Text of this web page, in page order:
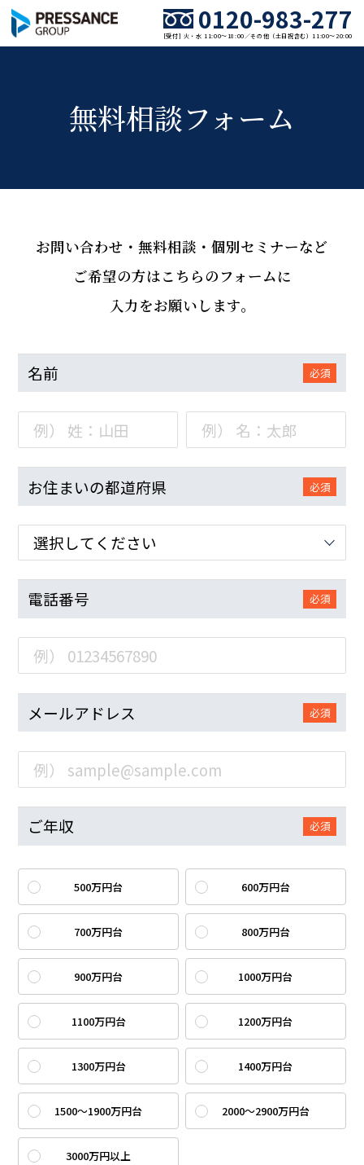
0120-983-277
[受付] 火・水 11:00～18:00／その他（土日祝含む）11:00～20:00
無料相談フォーム
お問い合わせ・無料相談・個別セミナーなど
ご希望の方はこちらのフォームに
入力をお願いします。
名前 必須
お住まいの都道府県 必須
電話番号 必須
メールアドレス 必須
ご年収 必須
500万円台 600万円台
700万円台 800万円台
900万円台 1000万円台
1100万円台 1200万円台
1300万円台 1400万円台
1500～1900万円台 2000～2900万円台
3000万円以上